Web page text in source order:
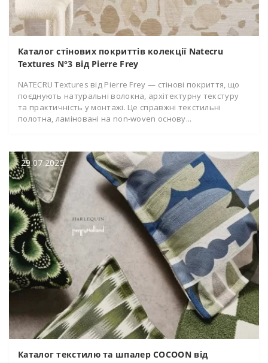
Каталог стінових покриттів колекції Natecru
Textures N°3 від Pierre Frey
NATECRU Textures від Pierre Frey — стінові покриття, що
поєднують натуральні волокна, архітектурну текстуру
та практичність у монтажі. Це справжні текстильні
полотна, ламіновані на non-woven основу...
29.07.2025
Каталог текстилю та шпалер COCOON від